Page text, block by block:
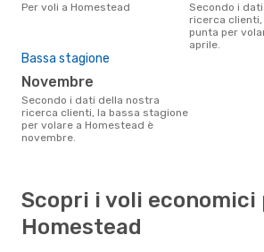
Per voli a Homestead
Secondo i dati della nostra
ricerca
punta per
aprile.
Bassa stagione
novembre
Secondo i dati della nostra
ricerca clienti, la bassa stagione
per volare a Homestead è
novembre.
Scopri i voli economici
Homestead